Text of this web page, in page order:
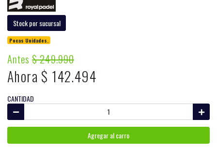
Stock por sucursal
Pocas Unidades.
Antes$ 249.990
Ahora $ 142.494
CANTIDAD
Agregar al carro